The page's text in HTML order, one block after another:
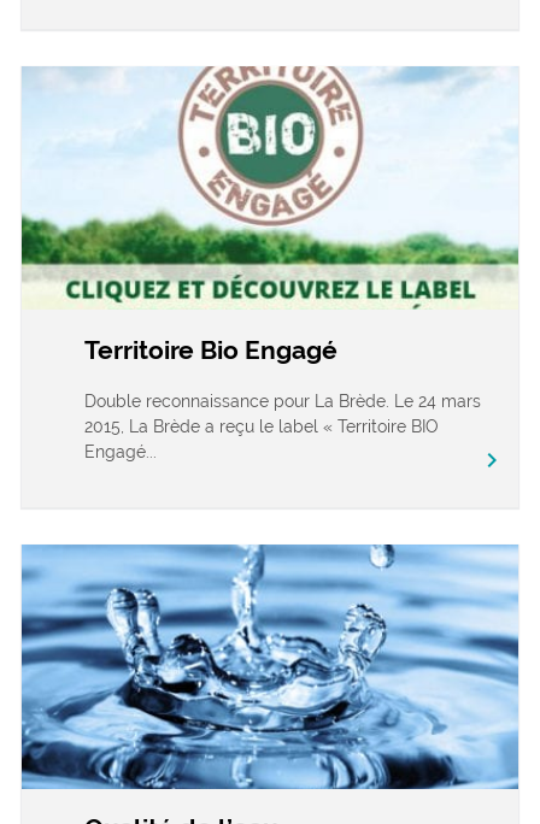
Territoire Bio Engagé
Double reconnaissance pour La Brède. Le 24 mars
2015, La Brède a reçu le label « Territoire BIO
Engagé...
chevron_right